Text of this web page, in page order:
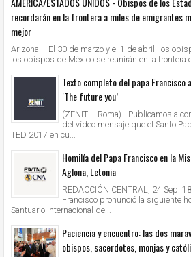
recordarán en la frontera a miles de emigrantes
mejor
Arizona – El 30 de marzo y el 1 de abril, los
los obispos de México se reunirán en la frontera
Texto completo del papa Francisco
‘The future you’
(ZENIT – Roma).- Publicamos a
del vídeo mensaje que el Santo
TED 2017 en cu...
Homilía del Papa Francisco en la
Aglona, Letonia
REDACCIÓN CENTRAL, 24 Sep.
Francisco pronunció la siguiente
Santuario Internacional de...
Paciencia y encuentro: las dos
obispos, sacerdotes, monjas y